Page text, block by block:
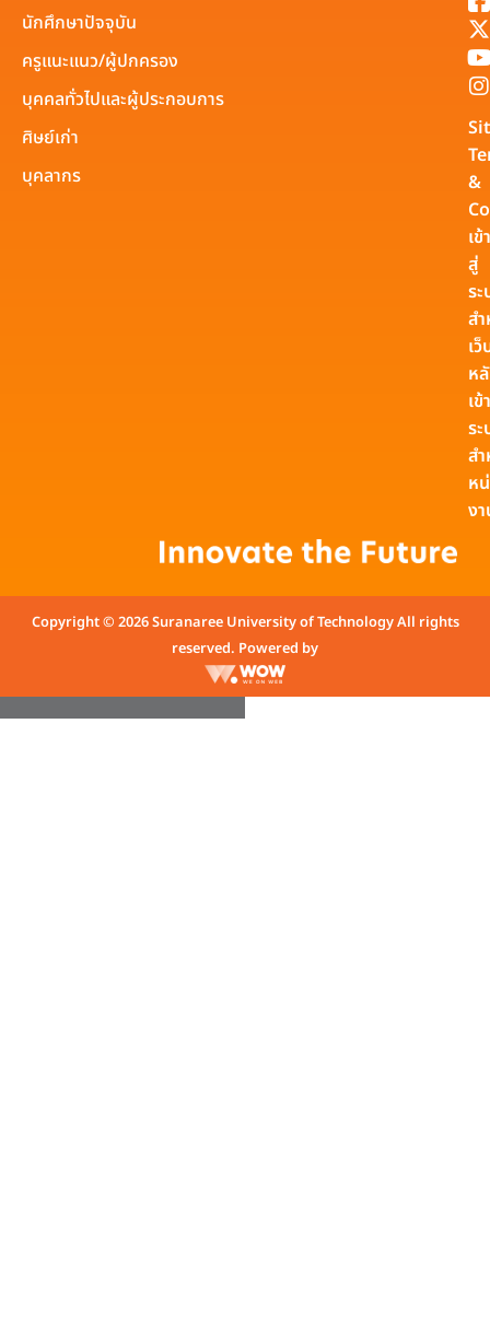
นักศึกษาปัจจุบัน
ครูแนะแนว/ผู้ปกครอง
บุคคลทั่วไปและผู้ประกอบการ
ศิษย์เก่า
บุคลากร
&
เข้า
สู่
ร
ส
เ
ห
เข้
ร
ส
ห
ง
Copyright © 2026 Suranaree University of Technology All rights
reserved. Powered by